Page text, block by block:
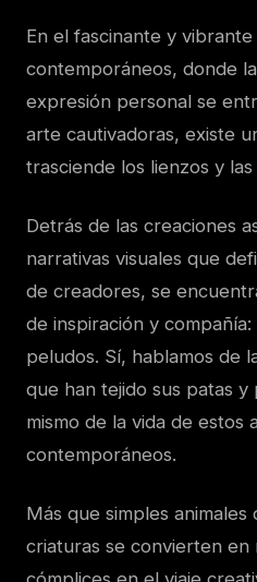
En el fascinante y
contemporáneos, donde
expresión personal se
arte cautivadoras, existe
trasciende los lienzos y las
Detrás de las creaciones
narrativas visuales que
de creadores, se
de inspiración y
peludos. Sí, hablamos de
que han tejido sus patas y
mismo de la vida de estos
contemporáneos.
Más que simples animales
criaturas se convierten en